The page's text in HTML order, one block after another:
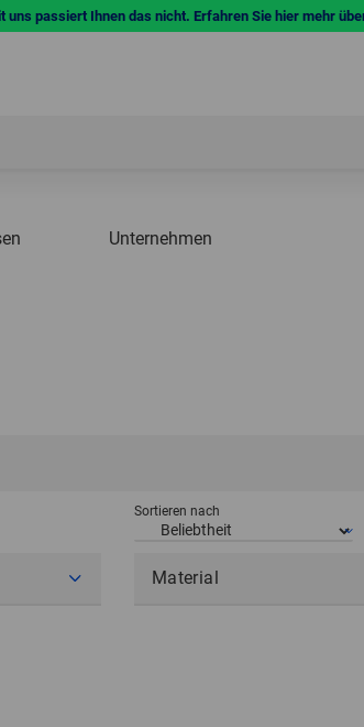
uns passiert Ihnen das nicht. Erfahren Sie hier mehr
Unternehmen
Sortieren nach
Material